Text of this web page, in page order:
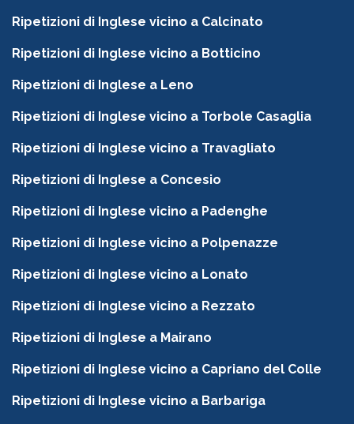
Ripetizioni di Inglese vicino a Calcinato
Ripetizioni di Inglese vicino a Botticino
Ripetizioni di Inglese a Leno
Ripetizioni di Inglese vicino a Torbole Casaglia
Ripetizioni di Inglese vicino a Travagliato
Ripetizioni di Inglese a Concesio
Ripetizioni di Inglese vicino a Padenghe
Ripetizioni di Inglese vicino a Polpenazze
Ripetizioni di Inglese vicino a Lonato
Ripetizioni di Inglese vicino a Rezzato
Ripetizioni di Inglese a Mairano
Ripetizioni di Inglese vicino a Capriano del Colle
Ripetizioni di Inglese vicino a Barbariga